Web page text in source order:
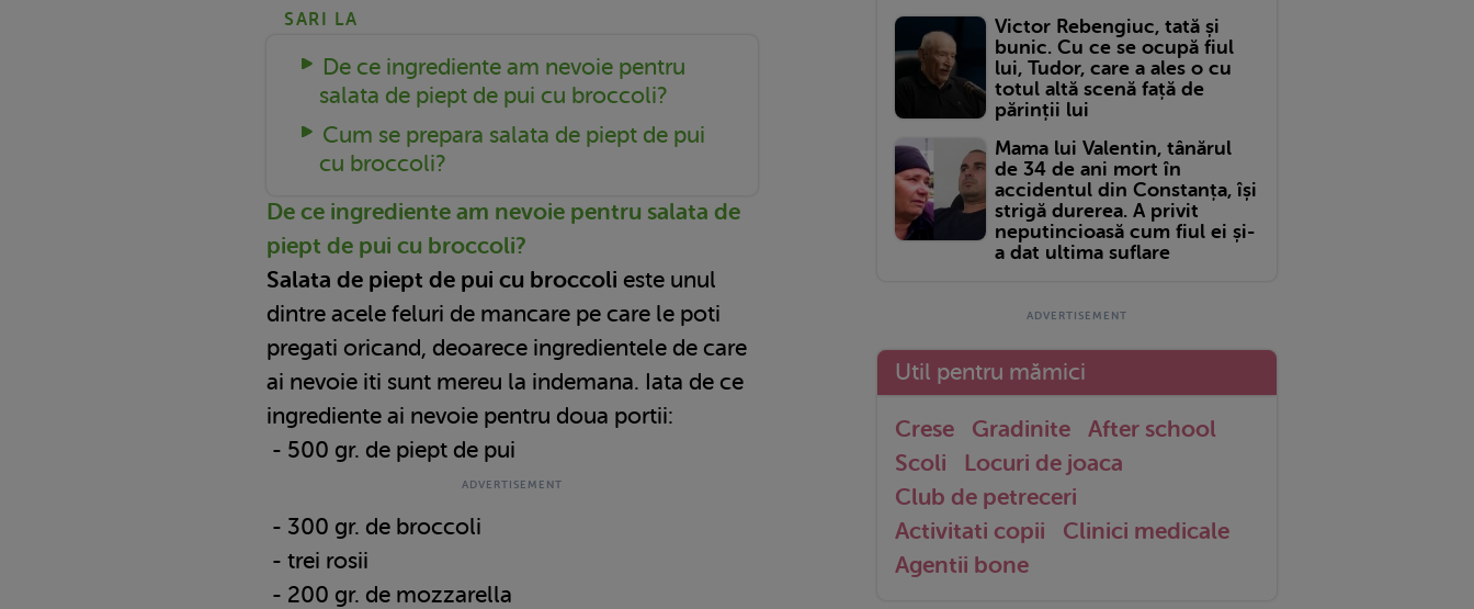
SARI LA
De ce ingrediente am nevoie pentru
salata de piept de pui cu broccoli?
Cum se prepara salata de piept de pui
cu broccoli?
De ce ingrediente am nevoie pentru salata de
piept de pui cu broccoli?
Salata de piept de pui cu broccoli este unul
dintre acele feluri de mancare pe care le poti
pregati oricand, deoarece ingredientele de care
ai nevoie iti sunt mereu la indemana. Iata de ce
ingrediente ai nevoie pentru doua portii:
- 500 gr. de piept de pui
- 300 gr. de broccoli
- trei rosii
- 200 gr. de mozzarella
Victor Rebengiuc, tată și
bunic. Cu ce se ocupă fiul
lui, Tudor, care a ales o cu
totul altă scenă față de
părinții lui
Mama lui Valentin, tânărul
de 34 de ani mort în
accidentul din Constanța, își
strigă durerea. A privit
neputincioasă cum fiul ei și-
a dat ultima suflare
Util pentru mămici
Crese Gradinite
After school
Scoli
Locuri de joaca
Club de petreceri
Activitati copii
Clinici medicale
Agentii bone